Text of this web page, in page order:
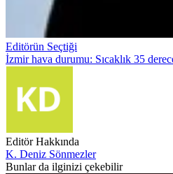
Editörün Seçtiği
İzmir hava durumu: Sıcaklık 35
Editör Hakkında
K. Deniz Sönmezler
Bunlar da ilginizi çekebilir